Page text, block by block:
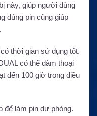
này, giúp người dùng
đúng pin cũng giúp
thời gian sử dụng tốt.
có thể đàm thoại
đến 100 giờ trong điều
để làm pin dự phòng.